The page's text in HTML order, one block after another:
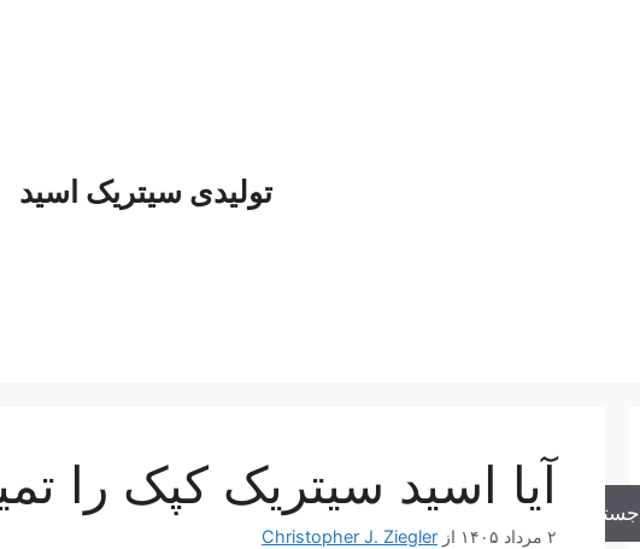
تولیدی سیتریک اسید
آیا اسید سیتریک کپک را
۲ مرداد ۱۴۰۵ از Christopher J. Ziegler
جستجو